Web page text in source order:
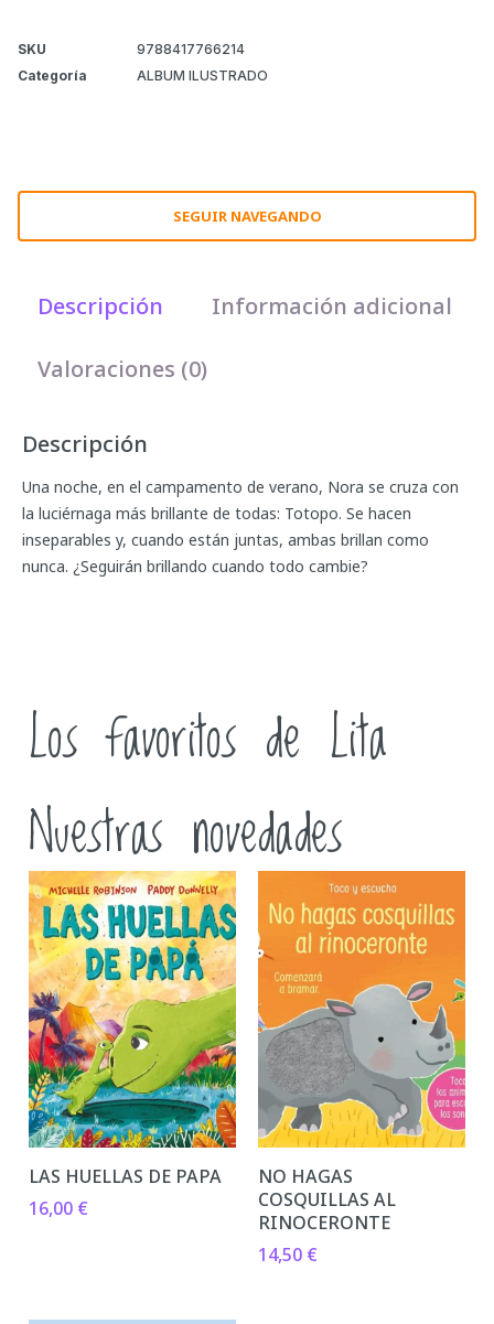
SKU
9788417766214
Categoría
ALBUM ILUSTRADO
SEGUIR NAVEGANDO
Descripción Información adicional
Valoraciones (0)
Descripción
Una noche, en el campamento de verano, Nora se cruza con
la luciérnaga más brillante de todas: Totopo. Se hacen
inseparables y, cuando están juntas, ambas brillan como
nunca. ¿Seguirán brillando cuando todo cambie?
Los favoritos de Lita
Nuestras novedades
LAS HUELLAS DE PAPA
16,00 €
NO HAGAS
COSQUILLAS AL
RINOCERONTE
14,50 €